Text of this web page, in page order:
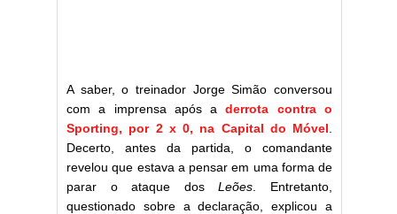
A saber, o treinador Jorge Simão conversou
com a imprensa após aderrota contra o
Sporting, por 2 x 0, na Capital do Móvel
Decerto, antes da partida, o comandante
revelou que estava a pensar em uma forma de
parar o ataque dosLeões . Entretanto,
questionado sobre a declaração, explicou a